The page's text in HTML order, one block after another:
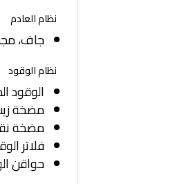
نظام العادم
جاف،
نظام الوقود
الوقود المقطر
مضخة
مضخة
فلاتر
حواقن